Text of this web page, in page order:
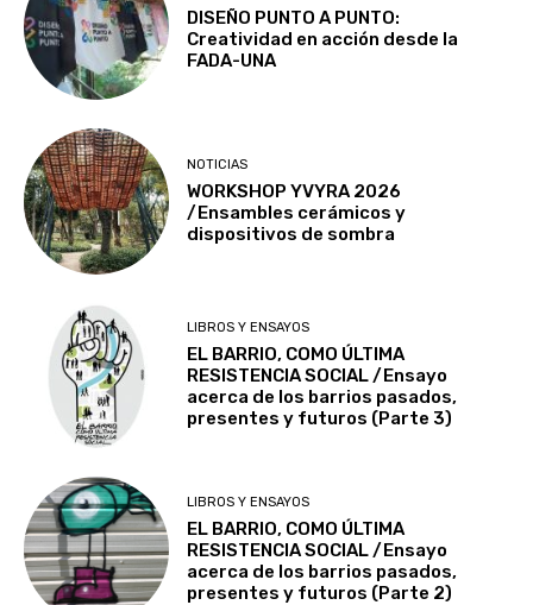
DISEÑO PUNTO A PUNTO:
Creatividad en acción desde la
FADA-UNA
NOTICIAS
WORKSHOP YVYRA 2026
/Ensambles cerámicos y
dispositivos de sombra
LIBROS Y ENSAYOS
EL BARRIO, COMO ÚLTIMA
RESISTENCIA SOCIAL /Ensayo
acerca de los barrios pasados,
presentes y futuros (Parte 3)
LIBROS Y ENSAYOS
EL BARRIO, COMO ÚLTIMA
RESISTENCIA SOCIAL /Ensayo
acerca de los barrios pasados,
presentes y futuros (Parte 2)